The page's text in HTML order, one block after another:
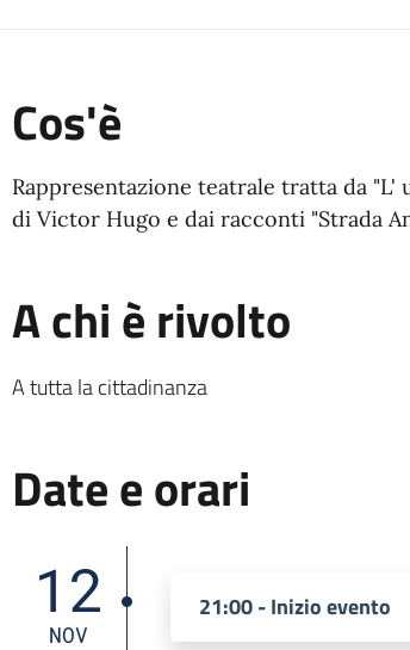
Cos'è
Rappresentazione teatrale tratta da
di Victor Hugo e dai racconti "Strada
A chi è rivolto
A tutta la cittadinanza
Date e orari
12
NOV
21:00 - Inizio evento